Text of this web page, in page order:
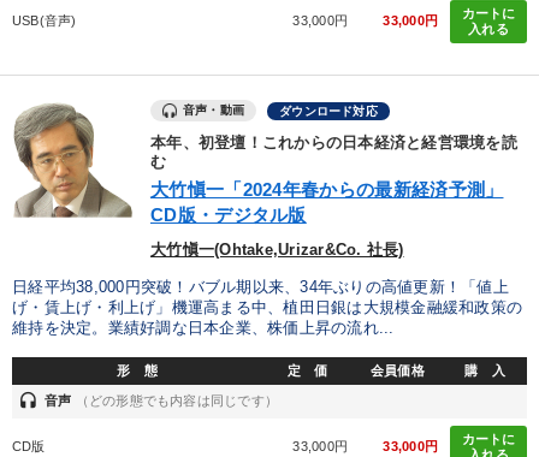
USB(音声) 33,000円 33,000円
カートに
入れる
音声・動画 ダウンロード対応
本年、初登壇！これからの日本経済と経営環境を読
む
大竹愼一「2024年春からの最新経済予測」
CD版・デジタル版
大竹愼一(Ohtake,Urizar&Co. 社長)
日経平均38,000円突破！バブル期以来、34年ぶりの高値更新！「値上
げ・賃上げ・利上げ」機運高まる中、植田日銀は大規模金融緩和政策の
維持を決定。業績好調な日本企業、株価上昇の流れ...
形 態 定 価 会員価格 購 入
headset 音声 （どの形態でも内容は同じです）
CD版 33,000円 33,000円
カートに